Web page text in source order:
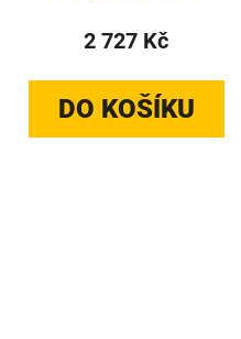
2 727 Kč
DO KOŠÍKU